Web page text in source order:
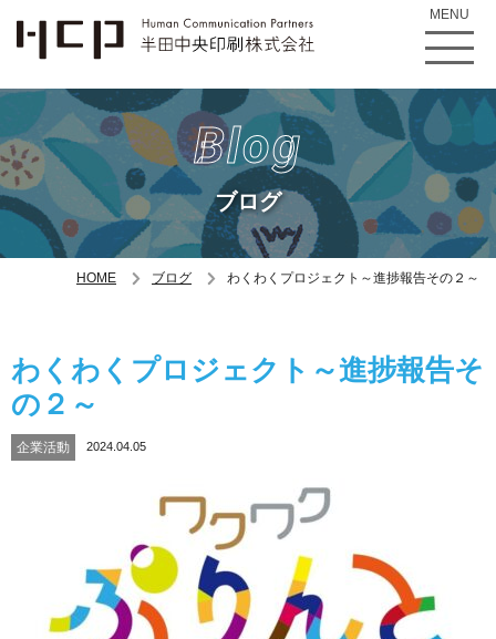
MENU
Blog
ブログ
HOME ブログ わくわくプロジェクト～進捗報告その２～
わくわくプロジェクト～進捗報告そ
の２～
企業活動 2024.04.05